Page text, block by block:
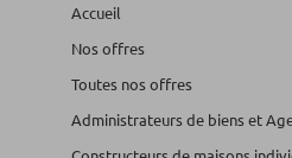
Accueil
Nos offres
Toutes nos offres
Administrateurs de biens et